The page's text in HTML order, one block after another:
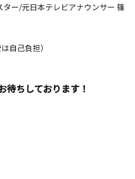
ター/元日本テレビアナウンサー 篠
自己負担）
待ちしております！